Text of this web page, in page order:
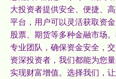
大投资者提供安全、便捷、
平台，用户可以灵活获取资
股票、期货等多种金融市场
专业团队，确保资金安全，
资深投资者，我们都能为您
实现财富增值。选择我们，